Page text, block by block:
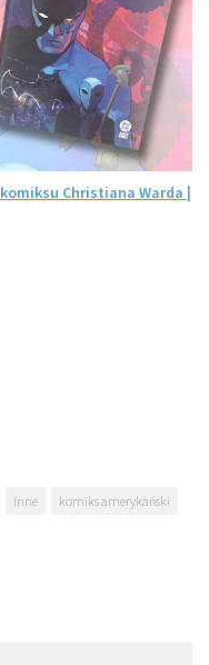
Christiana Warda |
Inne
komiks amerykański